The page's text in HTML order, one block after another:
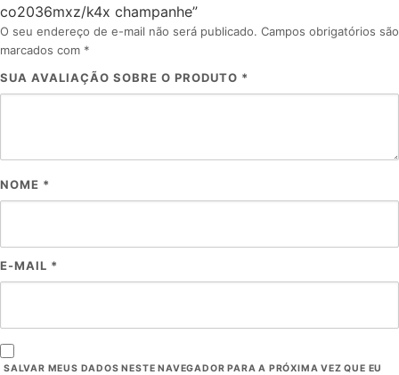
co2036mxz/k4x champanhe”
O seu endereço de e-mail não será publicado. Campos obrigatórios são
marcados com *
SUA AVALIAÇÃO SOBRE O PRODUTO *
NOME *
E-MAIL *
SALVAR MEUS DADOS NESTE NAVEGADOR PARA A PRÓXIMA VEZ QUE EU